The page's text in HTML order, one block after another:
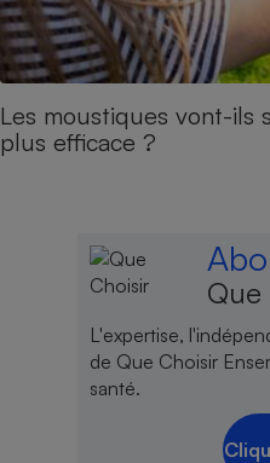
Les moustiques vont-ils
plus efficace ?
Que
L'expertise,
de Que Choisir
santé.